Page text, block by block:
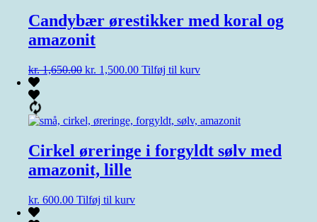
Candybær ørestikker med koral og
amazonit
kr.1,650.00 Den
kr. 1,650.00.
kr. 1,500.00Den
kr. 1,500.00.
Tilføj til kurv
Cirkel øreringe i forgyldt sølv med
amazonit, lille
kr. 600.00 Tilføj til kurv